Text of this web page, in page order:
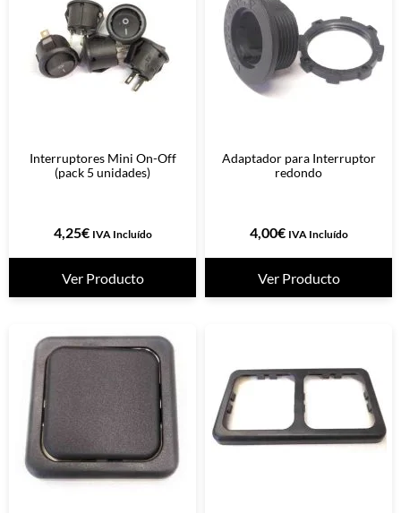
Interruptores Mini On-Off
(pack 5 unidades)
4,25€ IVA Incluído
Ver Producto
Adaptador para Interruptor
redondo
4,00€ IVA Incluído
Ver Producto